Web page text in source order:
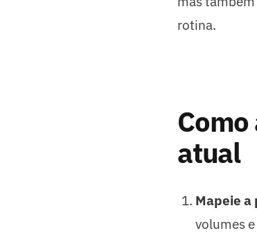
rotina.
atual
Mapeie
volumes